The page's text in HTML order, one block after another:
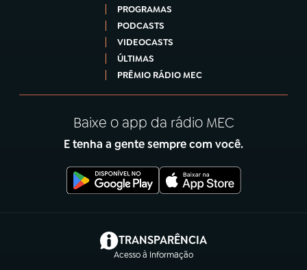
PROGRAMAS
PODCASTS
VIDEOCASTS
ÚLTIMAS
PRÊMIO RÁDIO MEC
Baixe o app da rádio MEC
E tenha a gente sempre com você.
TRANSPARÊNCIA
Acesso à Informação
(abre em nova aba)